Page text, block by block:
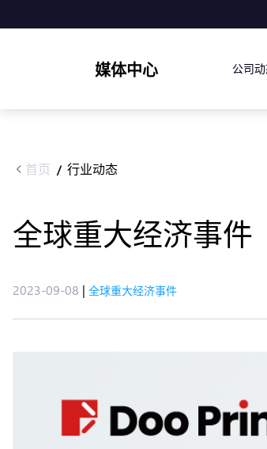
媒体中心 公司
首页 / 行业动态
全球重大经济事件
2023-09-08 | 全球重大经济事件